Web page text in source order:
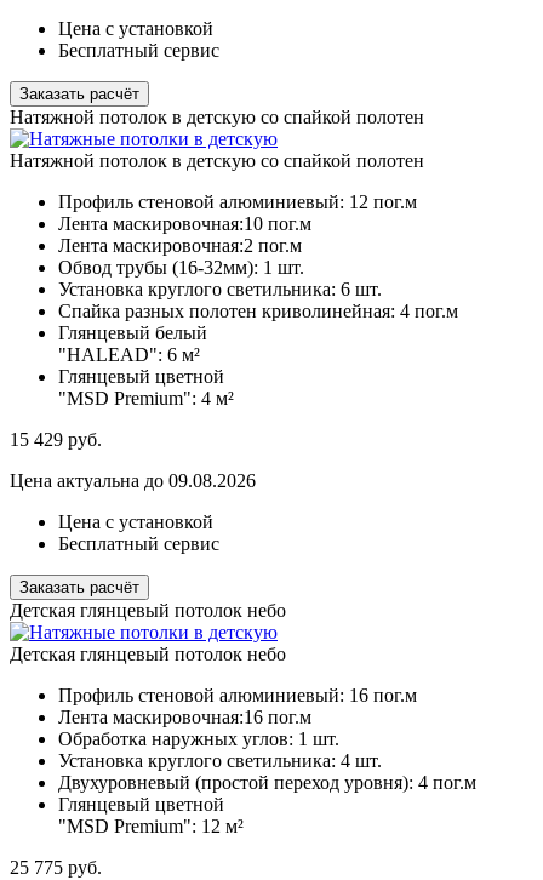
Цена с установкой
Бесплатный сервис
Заказать расчёт
Натяжной потолок в детскую со спайкой полотен
Натяжной потолок в детскую со спайкой полотен
Профиль стеновой алюминиевый: 12 пог.м
Лента маскировочная:10 пог.м
Лента маскировочная:2 пог.м
Обвод трубы (16-32мм): 1 шт.
Установка круглого светильника: 6 шт.
Спайка разных полотен криволинейная: 4 пог.м
Глянцевый белый
"HALEAD": 6 м²
Глянцевый цветной
"MSD Premium": 4 м²
15 429 руб.
Цена актуальна до 09.08.2026
Цена с установкой
Бесплатный сервис
Заказать расчёт
Детская глянцевый потолок небо
Детская глянцевый потолок небо
Профиль стеновой алюминиевый: 16 пог.м
Лента маскировочная:16 пог.м
Обработка наружных углов: 1 шт.
Установка круглого светильника: 4 шт.
Двухуровневый (простой переход уровня): 4 пог.м
Глянцевый цветной
"MSD Premium": 12 м²
25 775 руб.